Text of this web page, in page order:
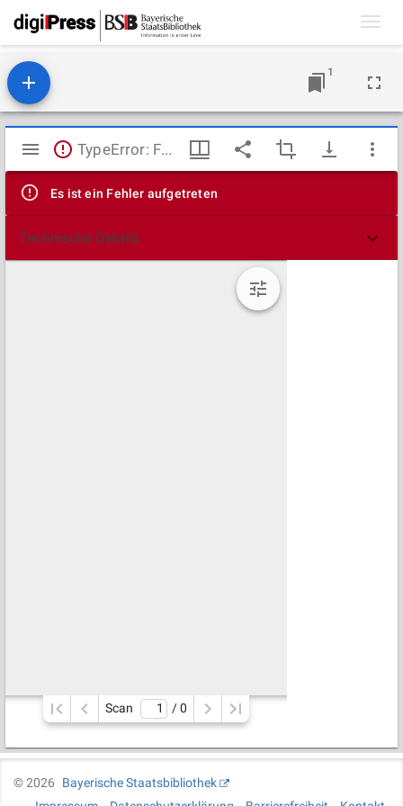
1
Mirador
Viewer
TypeError: Failed to fetch
Es ist ein Fehler aufgetreten
Technische Details
Scan / 0
©2026
Bayerische Staatsbibliothek